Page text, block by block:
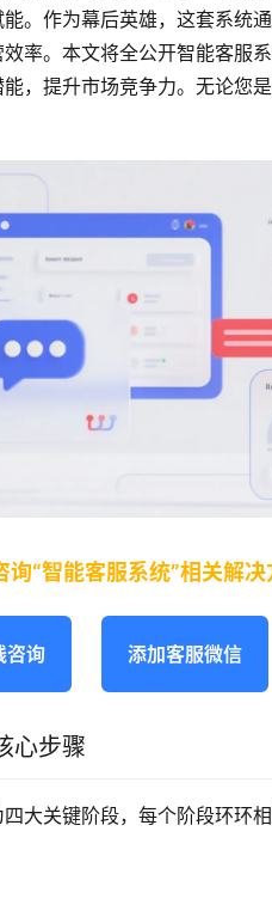
能。作为幕后英雄，这套系统
率。本文将全公开智能客服
，提升市场竞争力。无论您
询“智能客服系统”相关解决
咨询 添加客服微信
心步骤
大关键阶段，每个阶段环环